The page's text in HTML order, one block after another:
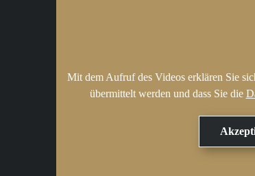
Mit dem Aufruf des Videos erklären Sie
übermittelt werden und dass Sie die